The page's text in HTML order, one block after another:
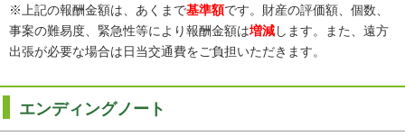
※上記の報酬金額は、あくまで基準額です。 財産の評価額、個数、
事案の難易度、緊急性等により報酬金額は増減します。
また、遠方
出張が必要な場合は日当交通費をご負担いただきます。
エンディングノート